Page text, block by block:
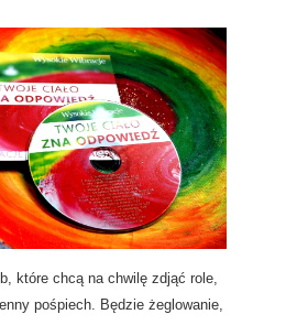
które chcą na chwilę zdjąć role,
pośpiech. Będzie żeglowanie,